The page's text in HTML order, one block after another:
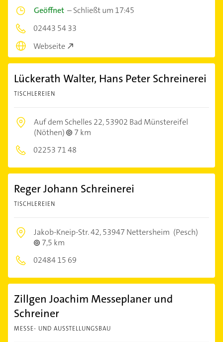
Geöffnet –Schließt um 17:45
02443 54 33
Webseite
Lückerath Walter, Hans Peter Schreinerei
TISCHLEREIEN
Auf dem Schelles 22,53902 Bad Münstereifel
(Nöthen)
7 km
02253 71 48
Reger Johann Schreinerei
TISCHLEREIEN
Jakob-Kneip-Str. 42,53947 Nettersheim (Pesch)
7,5 km
02484 15 69
Zillgen Joachim Messeplaner und
Schreiner
MESSE- UND AUSSTELLUNGSBAU